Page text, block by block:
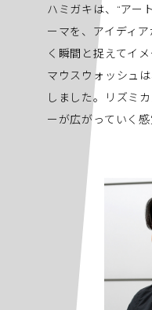
ハミガキは、“アー
ーマを、アイディ
く瞬間と捉えてイ
マウスウォッシュ
しました。リズミ
ーが広がっていく